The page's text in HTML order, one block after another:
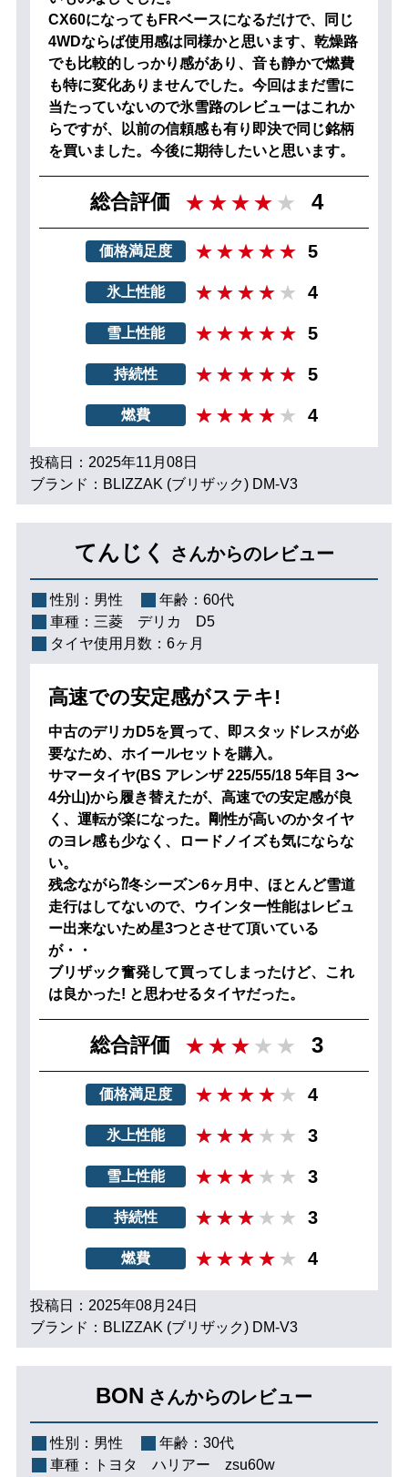
CX60になってもFRベースになるだけで、同じ
4WDならば使用感は同様かと思います、乾燥路
でも比較的しっかり感があり、音も静かで燃費
も特に変化ありませんでした。今回はまだ雪に
当たっていないので氷雪路のレビューはこれか
らですが、以前の信頼感も有り即決で同じ銘柄
を買いました。今後に期待したいと思います。
総合評価 4
価格満足度 5
氷上性能 4
雪上性能 5
持続性 5
燃費 4
投稿日：2025年11月08日
ブランド：BLIZZAK (ブリザック) DM-V3
てんじく さんからのレビュー
性別： 男性 年齢： 60代
車種： 三菱 デリカ D5
タイヤ使用月数： 6ヶ月
高速での安定感がステキ!
中古のデリカD5を買って、即スタッドレスが必
要なため、ホイールセットを購入。
サマータイヤ(BS アレンザ 225/55/18 5年目 3〜
4分山)から履き替えたが、高速での安定感が良
く、運転が楽になった。剛性が高いのかタイヤ
のヨレ感も少なく、ロードノイズも気にならな
い。
残念ながら⁇冬シーズン6ヶ月中、ほとんど雪道
走行はしてないので、ウインター性能はレビュ
ー出来ないため星3つとさせて頂いている
が・・
ブリザック奮発して買ってしまったけど、これ
は良かった! と思わせるタイヤだった。
総合評価 3
価格満足度 4
氷上性能 3
雪上性能 3
持続性 3
燃費 4
投稿日：2025年08月24日
ブランド：BLIZZAK (ブリザック) DM-V3
BON さんからのレビュー
性別： 男性 年齢： 30代
車種：
トヨタ ハリアー zsu60w